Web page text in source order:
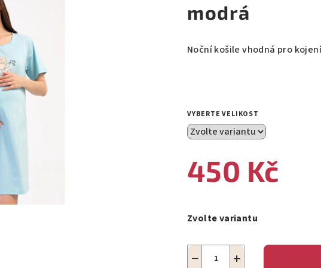
modrá
Noční košile vhodná pro kojení
VYBERTE VELIKOST
450 Kč
cena:
Zvolte variantu
+
−